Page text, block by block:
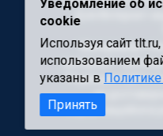
Материалы с
материал"
Редакция сайта
за
содержащейся в
Уведомление об
cookie
Используя сайт
использованием
указаны в
Принять